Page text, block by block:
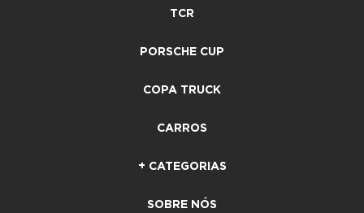
TCR
PORSCHE CUP
COPA TRUCK
CARROS
+ CATEGORIAS
SOBRE NÓS